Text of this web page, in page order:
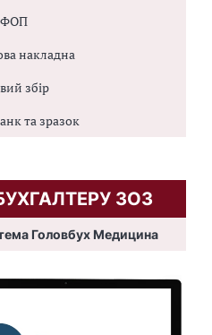
ФОП
накладна
збір
та зразок
ЗОЗ
Головбух Медицина